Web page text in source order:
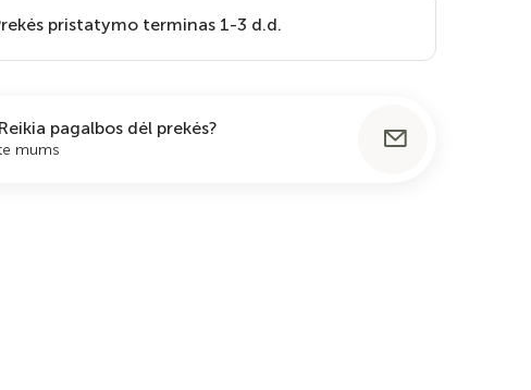
pristatymo terminas 1-3 d.d.
pagalbos dėl prekės?
mums